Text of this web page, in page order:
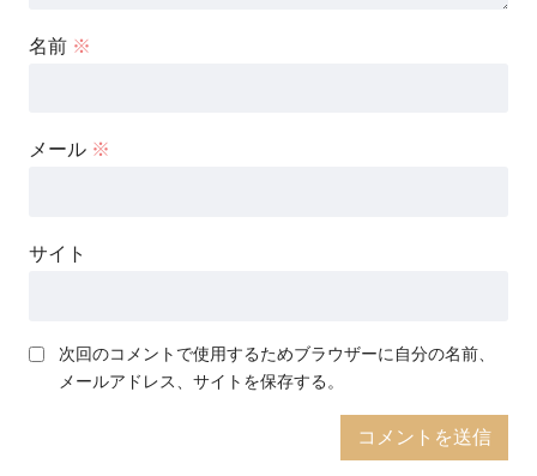
名前 ※
メール ※
サイト
次回のコメントで使用するためブラウザーに自分の名前、
メールアドレス、サイトを保存する。